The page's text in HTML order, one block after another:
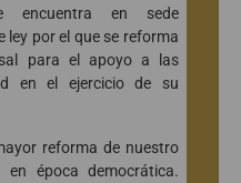
encuentra en sede
ley por el que se reforma
para el apoyo a las
en el ejercicio de su
reforma de nuestro
en época democrática.